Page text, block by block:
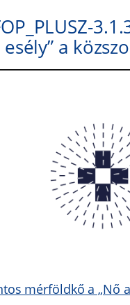
esély” a
mérföldkő a „Nő